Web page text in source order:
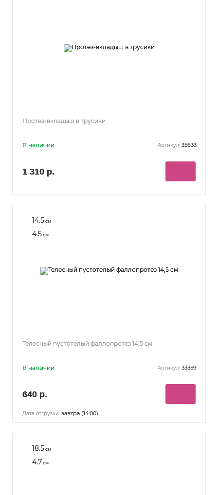
Протез-вкладыш в трусики
В наличии Артикул: 35633
1 310 р.
14.5см
4.5см
Телесный пустотелый фаллопротез 14,5 см
В наличии Артикул: 33359
640 р.
Дата отгрузки: завтра (14:00)
18.5см
4.7см